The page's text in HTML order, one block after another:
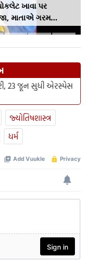
ખાવા પર
માતાએ ગરમ
પગમાં આપ્યો ડામ,
23 જૂન સુધી એરસ્પેસ
જ્યોતિષશાસ્ત્ર
ધર્મ